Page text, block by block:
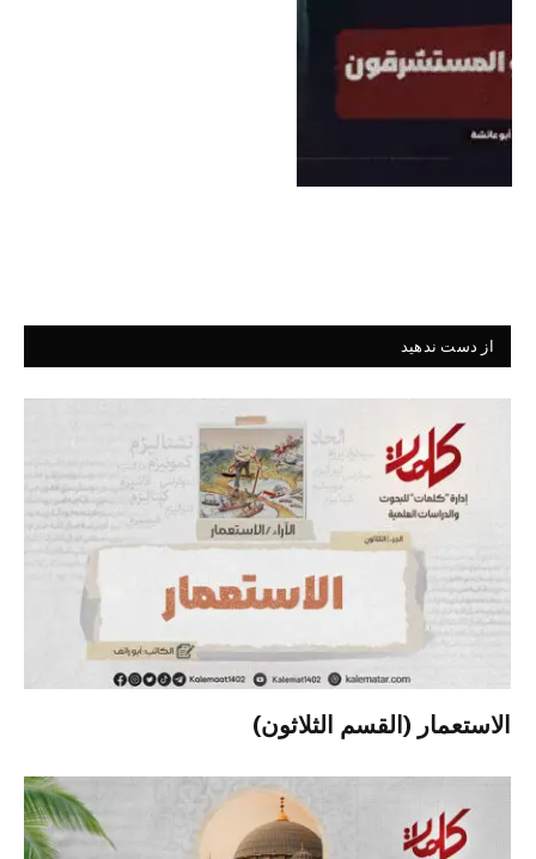
از دست ندهید
الاستعمار (القسم الثلاثون)